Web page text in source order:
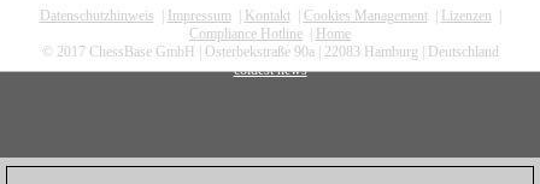
Datenschutzhinweis Impressum| Kontakt| Cookies Management| Lizenzen
Compliance Hotline
Home
© 2017 ChessBase GmbH | Osterbekstraße 90a | 22083 Hamburg | Deutschland
coldest news